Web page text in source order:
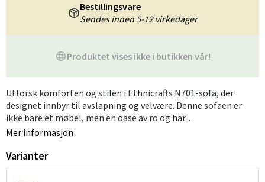
Produktet vises ikke i butikken vår!
Bestillingsvare
Sendes innen 5-12 virkedager
Utforsk komforten og stilen i Ethnicrafts N701-sofa, der
designet innbyr til avslapning og velvære. Denne sofaen er
ikke bare et møbel, men en oase av ro og har...
Mer informasjon
Varianter